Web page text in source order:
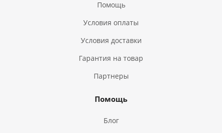
Помощь
Условия оплаты
Условия доставки
Гарантия на товар
Партнеры
Помощь
Блог